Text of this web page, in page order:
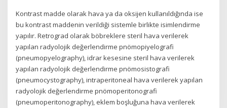
Kontrast madde olarak hava ya da oksijen kullanıldığında ise
bu kontrast maddenin verildiği sistemle birlikte isimlendirme
yapılır. Retrograd olarak böbreklere steril hava verilerek
yapılan radyolojik değerlendirme pnömopiyelografi
(pneumopyelography), idrar kesesine steril hava verilerek
yapılan radyolojik değerlendirme pnömosistografi
(pneumocystography), intraperitoneal hava verilerek yapılan
radyolojik değerlendirme pnömoperitonografi
(pneumoperitonography), eklem boşluğuna hava verilerek